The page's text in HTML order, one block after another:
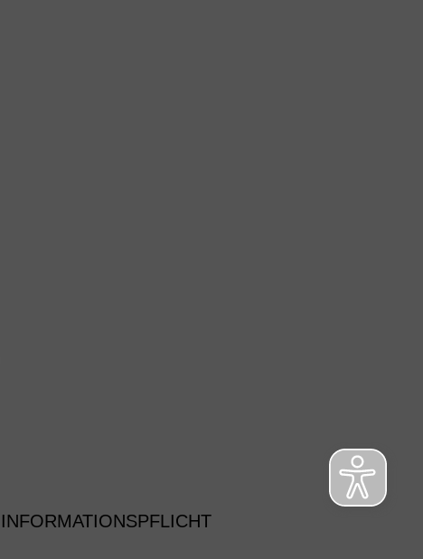
INFORMATIONSPFLICHT